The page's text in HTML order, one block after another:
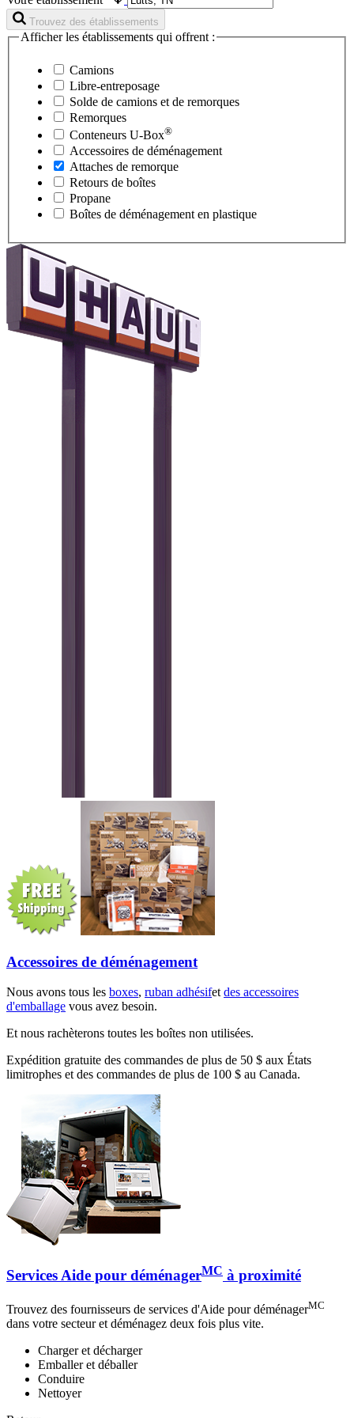
Trouvez des établissements
Afficher les établissements qui offrent :
Camions
Libre-entreposage
Solde de camions et de remorques
Remorques
Conteneurs U-Box®
Accessoires de déménagement
Attaches de remorque
Retours de boîtes
Propane
Boîtes de déménagement en plastique
Accessoires de déménagement
Nous avons tous les boxes, ruban adhésifetdes accessoires
d'emballage vous avez besoin.
Et nous rachèterons toutes les boîtes non utilisées.
Expédition gratuite des commandes de plus de 50 $ aux États
limitrophes et des commandes de plus de 100 $ au Canada.
Services Aide pour déménagerMC à proximité
Trouvez des fournisseurs de services d'Aide pour déménagerMC
dans votre secteur et déménagez deux fois plus vite.
Charger et décharger
Emballer et déballer
Conduire
Nettoyer